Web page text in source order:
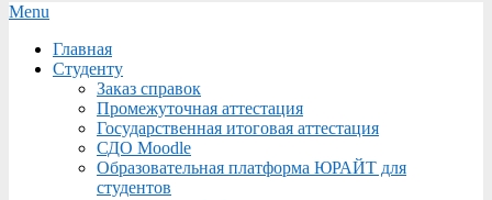
Secondary
Menu
Menu
Главная
Студенту
Заказ справок
Промежуточная аттестация
Государственная итоговая аттестация
СДО Moodle
Образовательная платформа ЮРАЙТ для
студентов